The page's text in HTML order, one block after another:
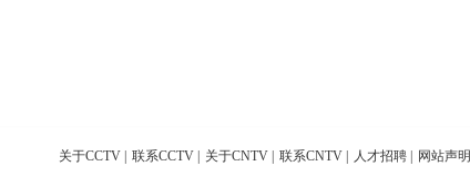
关于CCTV 联系CCTV 关于CNTV 联系CNTV 人才招聘 网站声明